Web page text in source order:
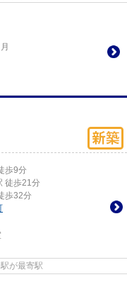
歩9分
徒歩21分
歩32分
が最寄駅